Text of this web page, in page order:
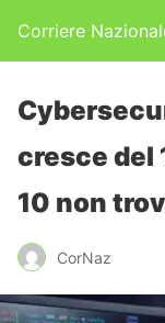
Corriere
cresce del
10 non
CorNaz